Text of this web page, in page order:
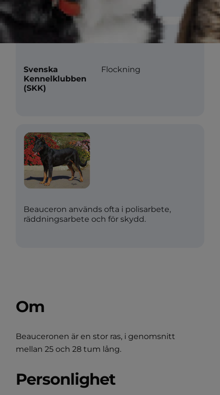
Svenska
Kennelklubben
(SKK)
Flockning
Beauceron används ofta i polisarbete,
räddningsarbete och för skydd.
Om
Beauceronen är en stor ras, i genomsnitt
mellan 25 och 28 tum lång.
Personlighet